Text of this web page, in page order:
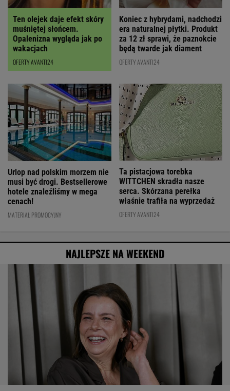
Ten olejek daje efekt skóry
muśniętej słońcem.
Opalenizna wygląda jak po
wakacjach
OFERTY AVANTI24
Koniec z hybrydami, nadchodzi
era naturalnej płytki. Produkt
za 12 zł sprawi, że paznokcie
będą twarde jak diament
OFERTY AVANTI24
Urlop nad polskim morzem nie
musi być drogi. Bestsellerowe
hotele znaleźliśmy w mega
cenach!
MATERIAŁ PROMOCYJNY
Ta pistacjowa torebka
WITTCHEN skradła nasze
serca. Skórzana perełka
właśnie trafiła na wyprzedaż
OFERTY AVANTI24
NAJLEPSZE NA WEEKEND